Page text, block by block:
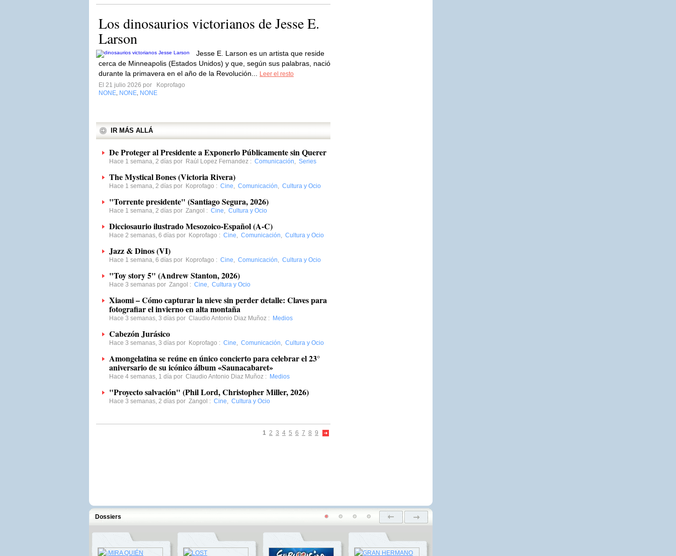
Los dinosaurios victorianos de Jesse E.
Larson
Jesse E. Larson es un artista que reside
cerca de Minneapolis (Estados Unidos) y que, según sus palabras, nació
durante la primavera en el año de la Revolución...
Leer el resto
El 21 julio 2026 por
Koprofago
NONE NONE NONE
IR MÁS ALLÁ
De Proteger al Presidente a Exponerlo Públicamente sin Querer
Hace 1 semana, 2 días por Raúl Lopez Fernandez : Comunicación, Series
The Mystical Bones (Victoria Rivera)
Hace 1 semana, 2 días por Koprofago : Cine, Comunicación, Cultura y Ocio
"Torrente presidente" (Santiago Segura, 2026)
Hace 1 semana, 2 días por Zangol : Cine, Cultura y Ocio
Dicciosaurio ilustrado Mesozoico-Español (A-C)
Hace 2 semanas, 6 días por Koprofago : Cine, Comunicación, Cultura y Ocio
Jazz & Dinos (VI)
Hace 1 semana, 6 días por Koprofago : Cine, Comunicación, Cultura y Ocio
"Toy story 5" (Andrew Stanton, 2026)
Hace 3 semanas por Zangol : Cine, Cultura y Ocio
Xiaomi – Cómo capturar la nieve sin perder detalle: Claves para
fotografiar el invierno en alta montaña
Hace 3 semanas, 3 días por Claudio Antonio Diaz Muñoz : Medios
Cabezón Jurásico
Hace 3 semanas, 3 días por Koprofago : Cine, Comunicación, Cultura y Ocio
Amongelatina se reúne en único concierto para celebrar el 23°
aniversario de su icónico álbum «Saunacabaret»
Hace 4 semanas, 1 día por Claudio Antonio Diaz Muñoz : Medios
"Proyecto salvación" (Phil Lord, Christopher Miller, 2026)
Hace 3 semanas, 2 días por Zangol : Cine, Cultura y Ocio
1 2 3 4 5 6 7 8 9
Dossiers